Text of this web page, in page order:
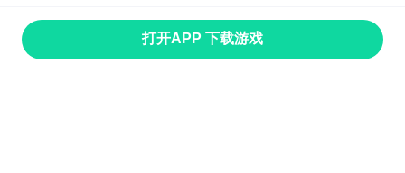
打开APP 下载游戏